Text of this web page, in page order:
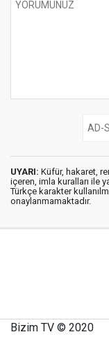
UYARI: Küfür, hakaret,
içeren, imla kuralları ile
Türkçe karakter
onaylanmamaktadır.
Bizim TV © 2020